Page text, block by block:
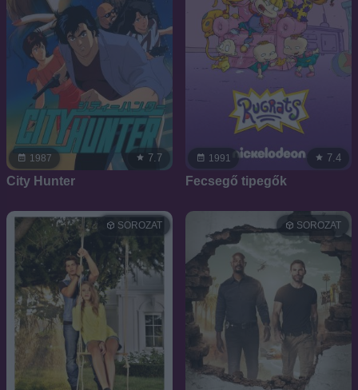
1987 7.7
City Hunter
1991 7.4
Fecsegő tipegők
SOROZAT SOROZAT